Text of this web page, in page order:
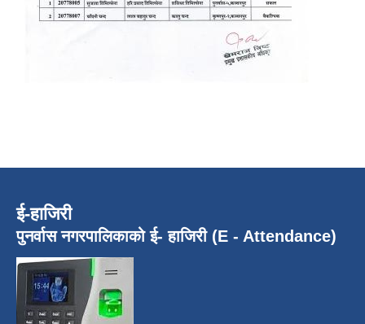
ई-हाजिरी
पुनर्वास नगरपालिकाको ई- हाजिरी (E - Attendance)